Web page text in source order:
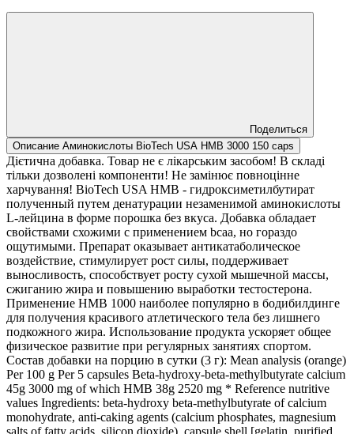
Поделиться
Описание Аминокислоты BioTech USA HMB 3000 150 caps
Дієтична добавка. Товар не є лікарським засобом! В складі
тільки дозволені компоненти! Не замінює повноцінне
харчування! BioTech USA HMB - гидроксиметилбутират
полученный путем денатурации незаменимой аминокислоты
L-лейцина в форме порошка без вкуса. Добавка обладает
свойствами схожими с применением bcaa, но гораздо
ощутимыми. Препарат оказывает антикатаболическое
воздействие, стимулирует рост силы, поддерживает
выносливость, способствует росту сухой мышечной массы,
сжиганию жира и повышению выработки тестостерона.
Применение HMB 1000 наиболее популярно в бодибилдинге
для получения красивого атлетического тела без лишнего
подкожного жира. Использование продукта ускоряет общее
физическое развитие при регулярных занятиях спортом.
Состав добавки на порцию в сутки (3 г): Mean analysis (orange)
Per 100 g Per 5 capsules Beta-hydroxy-beta-methylbutyrate calcium
45g 3000 mg of which HMB 38g 2520 mg * Reference nutritive
values Ingredients: beta-hydroxy beta-methylbutyrate of calcium
monohydrate, anti-caking agents (calcium phosphates, magnesium